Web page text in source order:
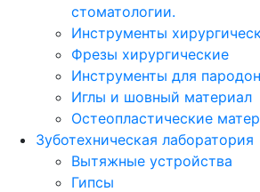
стоматологии.
Инструменты
Фрезы хирургические
Инструменты для
Иглы и шовный материал
Остеопластические
Зуботехническая лаборатория
Вытяжные устройства
Гипсы